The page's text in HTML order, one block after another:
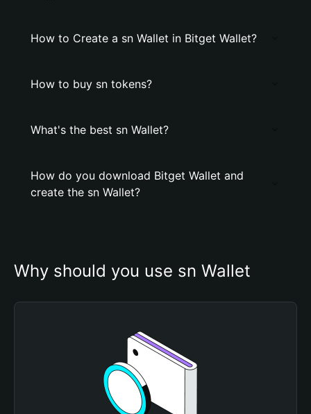
How to Create a sn Wallet in Bitget Wallet?
How to buy sn tokens?
What's the best sn Wallet?
How do you download Bitget Wallet and
create the sn Wallet?
Why should you use sn Wallet